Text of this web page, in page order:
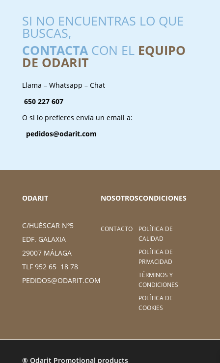
SI NO ENCUENTRAS LO QUE
BUSCAS,
CONTACTACON EL EQUIPO
DE ODARIT
Llama – Whatsapp – Chat
650 227 607
O si lo prefieres envía un email a:
pedidos@odarit.com
ODARIT
C/HUÉSCAR Nº5
EDF. GALAXIA
29007 MÁLAGA
TLF 952 65 18 78
PEDIDOS@ODARIT.COM
NOSOTROS
CONTACTO
CONDICIONES
POLÍTICA DE
CALIDAD
POLÍTICA DE
PRIVACIDAD
TÉRMINOS Y
CONDICIONES
POLÍTICA DE
COOKIES
® Odarit Promotional products